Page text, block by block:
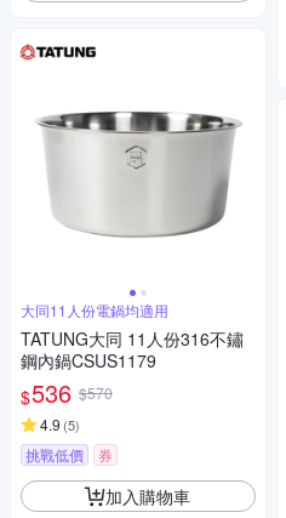
大同11人份電鍋均適用
TATUNG大同 11人份316不鏽
鋼內鍋CSUS1179
$536 $570
4.9 (5)
挑戰低價 券
加入購物車